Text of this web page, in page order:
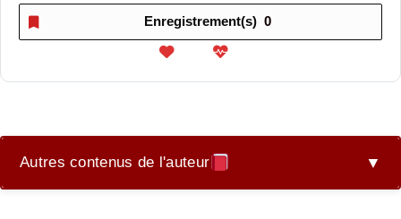
Enregistrement(s) 0
Autres contenus de l'auteur ▼